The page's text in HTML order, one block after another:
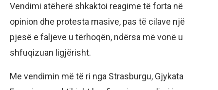
Vendimi atëherë shkaktoi reagime të forta në
opinion dhe protesta masive, pas të cilave një
pjesë e faljeve u tërhoqën, ndërsa më vonë u
shfuqizuan ligjërisht.
Me vendimin më të ri nga Strasburgu, Gjykata